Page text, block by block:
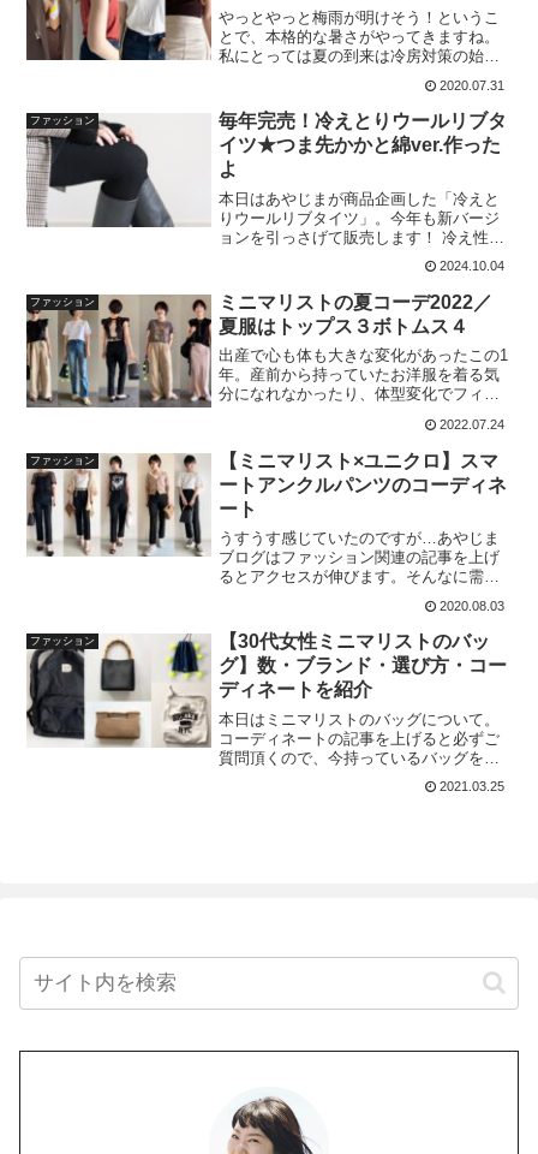
やっとやっと梅雨が明けそう！というこ
とで、本格的な暑さがやってきますね。
私にとっては夏の到来は冷房対策の始ま
りです。電車の中もカフェも商業施設
も、なんであんなに冷えるのだろう。若
い頃はエアコンで寒くなることなんてこ
となかったのにねぇ…。とい
2020.07.31
ファッション
毎年完売！冷えとりウールリブタ
イツ★つま先かかと綿ver.作った
よ
本日はあやじまが商品企画した「冷えと
りウールリブタイツ」。今年も新バージ
ョンを引っさげて販売します！ 冷え性で
困っている おしゃれなタイツを探してい
る 股下の長いウールタイツを探している
という方、リピーターさんもそうでない
方も、ぜひ最後まで
2024.10.04
ファッション
ミニマリストの夏コーデ2022／
夏服はトップス３ボトムス４
出産で心も体も大きな変化があったこの1
年。産前から持っていたお洋服を着る気
分になれなかったり、体型変化でフィッ
けの夏服たちを、やっとやっと更新しま
した。というわけで、本日は久しぶりに
お洋服の紹介をしまーす
2022.07.24
ファッション
【ミニマリスト×ユニクロ】スマ
ートアンクルパンツのコーディネ
ート
うすうす感じていたのですが…あやじま
ブログはファッション関連の記事を上げ
るとアクセスが伸びます。そんなに需要
があるのなら！というわけで、本日もフ
ァッションネタでいってみましょう。私
の手持ちボトムの中で一年中活躍してい
るブラックのパンツはご存
2020.08.03
ファッション
【30代女性ミニマリストのバッ
グ】数・ブランド・選び方・コー
ディネートを紹介
本日はミニマリストのバッグについて。
コーディネートの記事を上げると必ずご
質問頂くので、今持っているバッグをこ
こにまとめておこうと思います！昔はク
ローゼットの1/5を占めていたバッグた
2021.03.25